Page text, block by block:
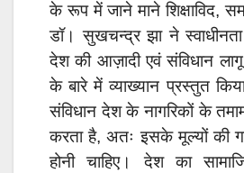
के रूप में जाने माने शिक्षाविद,
डॉ। सुखचन्द्र झा ने
देश की आज़ादी एवं संविधान
के बारे में व्याख्यान प्रस्तुत
संविधान देश के नागरिकों के तमाम
करता है, अतः इसके मूल्यों की
होनी चाहिए। देश का